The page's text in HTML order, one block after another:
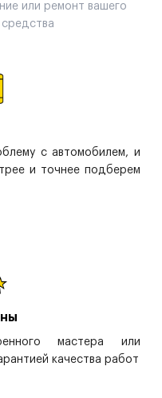
или ремонт вашего
с автомобилем, и
и точнее подберем
мастера или
качества работ